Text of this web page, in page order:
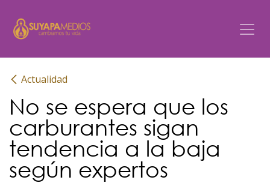
Actualidad
No se espera que los
carburantes sigan
tendencia a la baja
según expertos